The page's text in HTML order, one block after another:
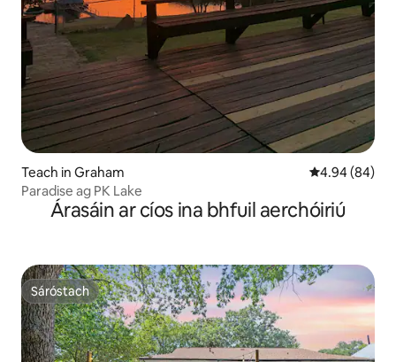
Teach in Graham Meánrátáil
4.94 (84)
Paradise ag PK Lake
Árasáin ar cíos ina bhfuil aerchóiriú
Sáróstach
Sáróstach